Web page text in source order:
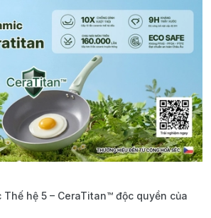
hệ 5 – CeraTitan™ độc quyền của